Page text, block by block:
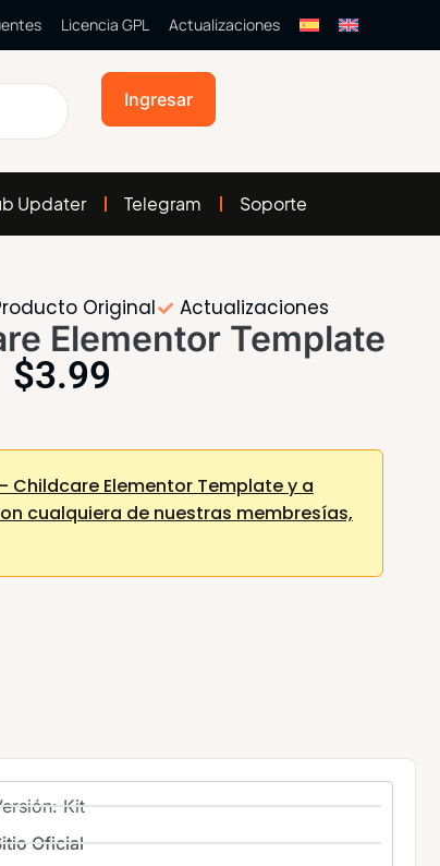
Licencia GPL Actualizaciones
Ingresar
Updater Telegram Soporte
Original Actualizaciones
Elementor Template
$3.99
Childcare Elementor Template y a
cualquiera de nuestras membresías,
Kit
Oficial